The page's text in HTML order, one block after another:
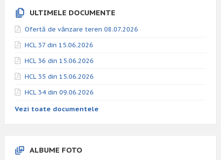
ULTIMELE DOCUMENTE
Ofertă de vânzare teren 08.07.2026
HCL 37 din 15.06.2026
HCL 36 din 15.06.2026
HCL 35 din 15.06.2026
HCL 34 din 09.06.2026
Vezi toate documentele
ALBUME FOTO